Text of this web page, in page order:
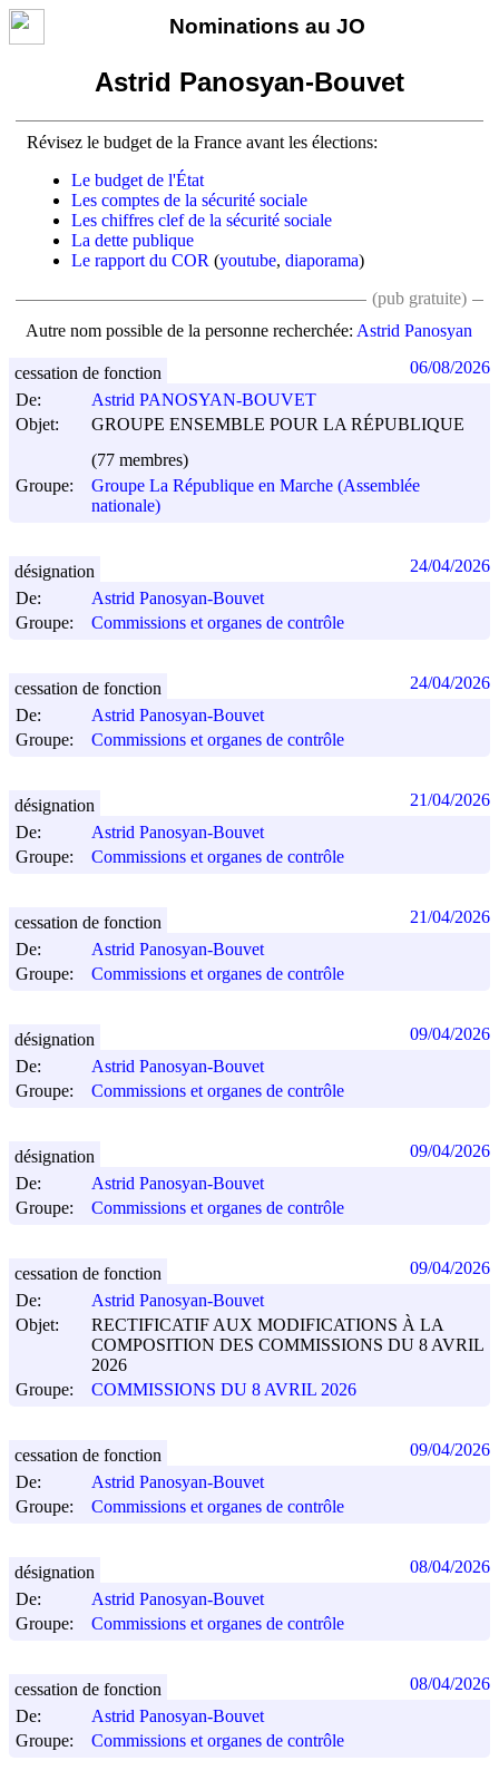
Nominations au JO
Astrid Panosyan-Bouvet
Révisez le budget de la France avant les élections:
Le budget de l'État
Les comptes de la sécurité sociale
Les chiffres clef de la sécurité sociale
La dette publique
Le rapport du COR (youtube, diaporama)
(pub gratuite)
Autre nom possible de la personne recherchée: Astrid Panosyan
De:
Astrid PANOSYAN-BOUVET
Objet:
GROUPE ENSEMBLE POUR LA RÉPUBLIQUE
(77 membres)
Groupe:
Groupe La République en Marche (Assemblée
nationale)
cessation de fonction 06/08/2026
De:
Astrid Panosyan-Bouvet
Groupe:
Commissions et organes de contrôle
désignation 24/04/2026
De:
Astrid Panosyan-Bouvet
Groupe:
Commissions et organes de contrôle
cessation de fonction 24/04/2026
De:
Astrid Panosyan-Bouvet
Groupe:
Commissions et organes de contrôle
désignation 21/04/2026
De:
Astrid Panosyan-Bouvet
Groupe:
Commissions et organes de contrôle
cessation de fonction 21/04/2026
De:
Astrid Panosyan-Bouvet
Groupe:
Commissions et organes de contrôle
désignation 09/04/2026
De:
Astrid Panosyan-Bouvet
Groupe:
Commissions et organes de contrôle
désignation 09/04/2026
De:
Astrid Panosyan-Bouvet
Objet:
RECTIFICATIF AUX MODIFICATIONS À LA
COMPOSITION DES COMMISSIONS DU 8 AVRIL
2026
Groupe:
COMMISSIONS DU 8 AVRIL 2026
cessation de fonction 09/04/2026
De:
Astrid Panosyan-Bouvet
Groupe:
Commissions et organes de contrôle
cessation de fonction 09/04/2026
De:
Astrid Panosyan-Bouvet
Groupe:
Commissions et organes de contrôle
désignation 08/04/2026
De:
Astrid Panosyan-Bouvet
Groupe:
Commissions et organes de contrôle
cessation de fonction 08/04/2026